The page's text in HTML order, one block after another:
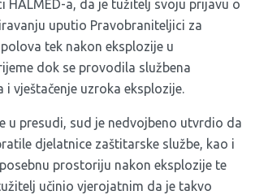
HALMED-a, da je tužitelj svoju prijavu o
uputio Pravobraniteljici za
tek nakon eksplozije u
dok se provodila službena
i vještačenje uzroka eksplozije.
u presudi, sud je nedvojbeno utvrdio da
djelatnice zaštitarske službe, kao i
prostoriju nakon eksplozije te
učinio vjerojatnim da je takvo